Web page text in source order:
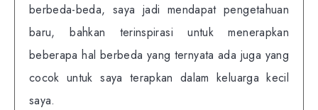
berbeda-beda, saya jadi mendapat pengetahuan
baru, bahkan terinspirasi untuk menerapkan
beberapa hal berbeda yang ternyata ada juga yang
cocok untuk saya terapkan dalam keluarga kecil
saya.